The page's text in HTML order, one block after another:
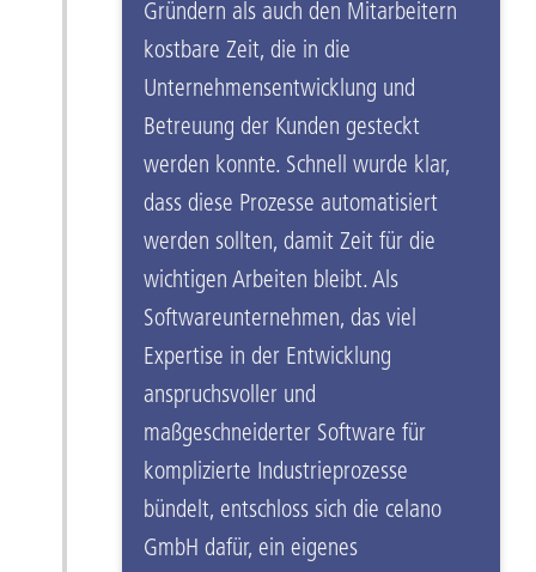
Gründern als auch den Mitarbeitern
kostbare Zeit, die in die
Unternehmensentwicklung und
Betreuung der Kunden gesteckt
werden konnte. Schnell wurde klar,
dass diese Prozesse automatisiert
werden sollten, damit Zeit für die
wichtigen Arbeiten bleibt. Als
Softwareunternehmen, das viel
Expertise in der Entwicklung
anspruchsvoller und
maßgeschneiderter Software für
komplizierte Industrieprozesse
bündelt, entschloss sich die celano
GmbH dafür, ein eigenes